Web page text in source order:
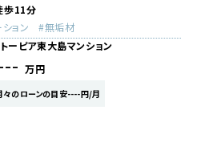
歩11分
ョン
無垢材
ーピア東大島マンション
万円
々のローンの目安----円/月